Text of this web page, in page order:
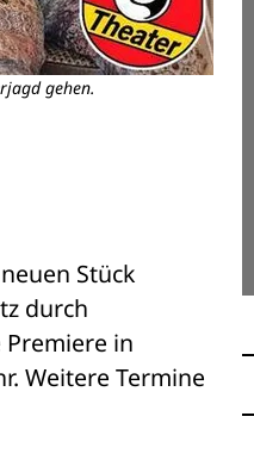
gehen.
Stück
durch
in
Weitere Termine